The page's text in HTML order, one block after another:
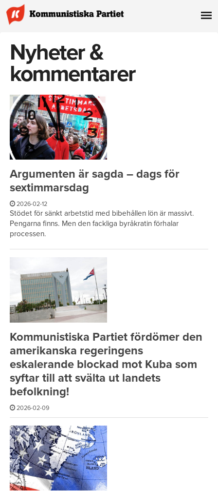
Nyheter &
kommentarer
Argumenten är sagda – dags för
sextimmarsdag
2026-02-12
Stödet för sänkt arbetstid med bibehållen lön är massivt.
Pengarna finns. Men den fackliga byråkratin förhalar
processen.
Kommunistiska Partiet fördömer den
amerikanska regeringens
eskalerande blockad mot Kuba som
syftar till att svälta ut landets
befolkning!
2026-02-09